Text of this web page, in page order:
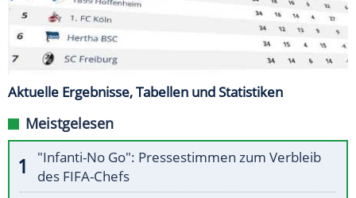
Aktuelle Ergebnisse, Tabellen und Statistiken
Meistgelesen
"Infanti-No Go": Pressestimmen zum Verbleib
des FIFA-Chefs